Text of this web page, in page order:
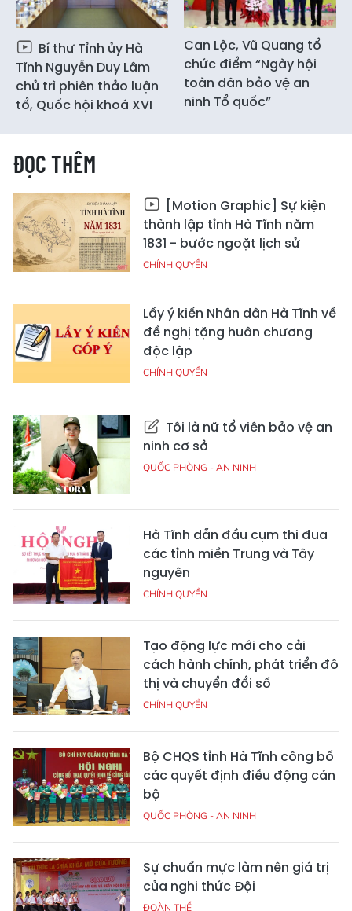
Bí thư Tỉnh ủy Hà
Tĩnh Nguyễn Duy Lâm
chủ trì phiên thảo luận
tổ, Quốc hội khoá XVI
Can Lộc, Vũ Quang tổ
chức điểm “Ngày hội
toàn dân bảo vệ an
ninh Tổ quốc”
ĐỌC THÊM
[Motion Graphic] Sự kiện
thành lập tỉnh Hà Tĩnh năm
1831 - bước ngoặt lịch sử
CHÍNH QUYỀN
Lấy ý kiến Nhân dân Hà Tĩnh về
đề nghị tặng huân chương
độc lập
CHÍNH QUYỀN
Tôi là nữ tổ viên bảo vệ an
ninh cơ sở
QUỐC PHÒNG - AN NINH
Hà Tĩnh dẫn đầu cụm thi đua
các tỉnh miền Trung và Tây
nguyên
CHÍNH QUYỀN
Tạo động lực mới cho cải
cách hành chính, phát triển đô
thị và chuyển đổi số
CHÍNH QUYỀN
Bộ CHQS tỉnh Hà Tĩnh công bố
các quyết định điều động cán
bộ
QUỐC PHÒNG - AN NINH
Sự chuẩn mực làm nên giá trị
của nghi thức Đội
ĐOÀN THỂ